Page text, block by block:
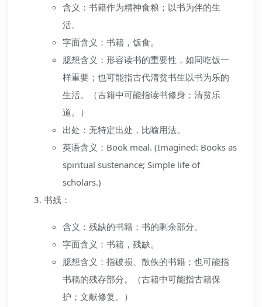
含义：书籍作为精神食粮；以书为伴的生
活。
字面含义：书籍，饭食。
臆想含义：形容读书的重要性，如同吃饭一
样重要；也可能指古代清贫书生以书为乐的
生活。（古籍中可能指读书修身；清贫乐
道。）
出处：无特定出处，比喻用法。
英语含义：Book meal. (Imagined: Books as
spiritual sustenance; Simple life of
scholars.)
书残：
含义：残缺的书籍；书的剩余部分。
字面含义：书籍，残缺。
臆想含义：指破损、散佚的书籍；也可能指
书稿的残存部分。（古籍中可能指古籍保
护；文献修复。）